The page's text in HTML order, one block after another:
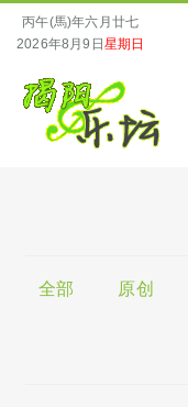
丙午(馬)年六月廿七
2026年8月9日星期日
全部 原创